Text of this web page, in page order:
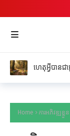
ហេតុអ្វីបានជ
Home ការអភិវឌ្ឍខ្លួន